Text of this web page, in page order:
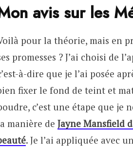
avis sur les
pour la théorie, mais en
promesses ? J’ai choisi de
à-dire que je l’ai posée
fixer le fond de teint et
c’est une étape que je
manière de Jayne Mansfield
. Je l’ai appliquée avec